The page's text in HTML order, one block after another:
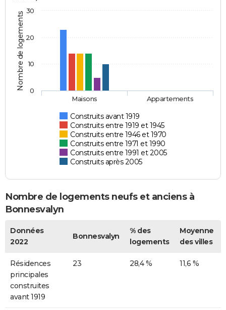
Nombre de logements
Construits avant 1919
Construits entre 1919 et 1945
Construits entre 1946 et 1970
Construits entre 1971 et 1990
Construits entre 1991 et 2005
Construits après 2005
Maisons Appartements
0
10
20
30
Nombre de logements neufs et anciens à
Bonnesvalyn
Données
2022
Bonnesvalyn
% des
logements
Moyenne
des villes
Résidences
principales
construites
avant 1919
23 28,4 % 11,6 %